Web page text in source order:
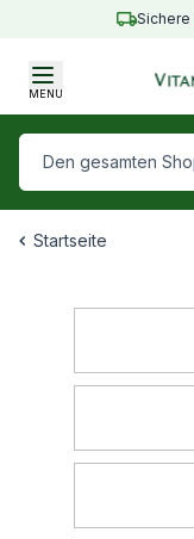
Skip to Content Sichere
MENU
Startseite